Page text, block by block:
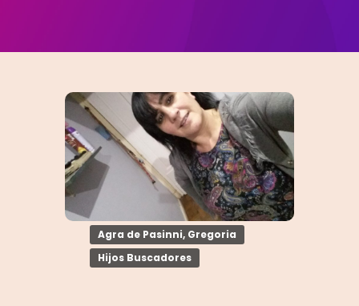
Agra de Pasinni, Gregoria
Hijos Buscadores